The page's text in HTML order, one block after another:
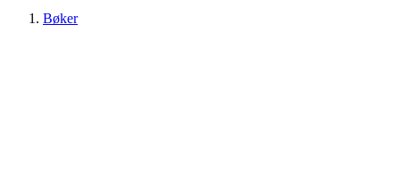
Bøker